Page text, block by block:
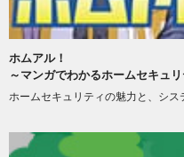
ホムアル！
～マンガでわかるホームセキュリ
ホームセキュリティの魅力と、シス